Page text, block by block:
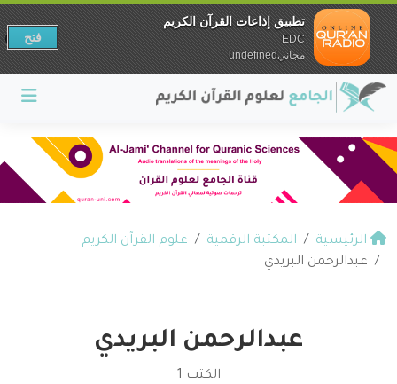
الرئيسية المكتبة الرقمية
علوم القرآن الكريم
عبدالرحمن البريدي
عبدالرحمن البريدي
الكتب 1
تطبيق إذاعات القرآن الكريم
EDC
مجانيundefined
فتح